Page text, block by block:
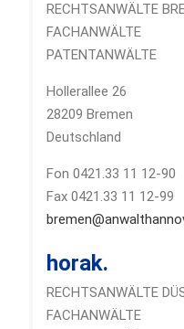
RECHTSANWÄLTE
FACHANWÄLTE
PATENTANWÄLTE
Hollerallee 26
28209 Bremen
Deutschland
Fon 0421.33 11 12-90
Fax 0421.33 11 12-99
horak.
RECHTSANWÄLTE
FACHANWÄLTE